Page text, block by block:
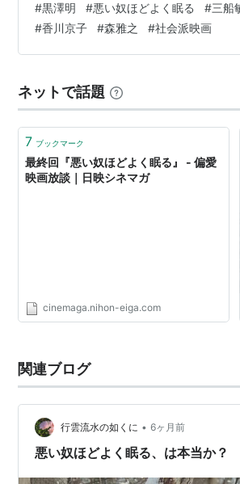
じている。 汚職事件の隠蔽工作により
た父の復讐を誓う西は土地開発公社の副
雅之）の懐深くに飛び込むが・・・。
オープニングから、静かながらも重苦
その演出の意図と作品に込められたメ
#黒澤明 #悪い奴ほどよく眠る #三船
#香川京子 #森雅之 #社会派映画
ネットで話題
7 ブックマーク
最終回『悪い奴ほどよく眠る』 - 偏愛
映画放談｜日映シネマガ
cinemaga.nihon-eiga.com
関連ブログ
行雲流水の如くに • 6ヶ月前
悪い奴ほどよく眠る、は本当か？